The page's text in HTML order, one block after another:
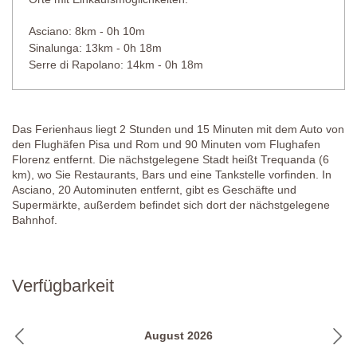
Angrenzendes Badezimmer
Dusche, Waschbecken, Bidet, WC.
Kleiderschrank, Kühlschrank, Stühle, Kommode, Moskitonetze,
Klimaanlage.
Angrenzendes Badezimmer
Dusche, Waschbecken, Bidet, WC.
Kommode, Moskitonetze, Klimaanlage.
Badewanne mit Duschvorrichtung, Waschbecken, Bidet, WC.
Asciano: 8km - 0h 10m
Sinalunga: 13km - 0h 18m
Serre di Rapolano: 14km - 0h 18m
Das Ferienhaus liegt 2 Stunden und 15 Minuten mit dem Auto von
den Flughäfen Pisa und Rom und 90 Minuten vom Flughafen
Florenz entfernt. Die nächstgelegene Stadt heißt Trequanda (6
km), wo Sie Restaurants, Bars und eine Tankstelle vorfinden. In
Asciano, 20 Autominuten entfernt, gibt es Geschäfte und
Supermärkte, außerdem befindet sich dort der nächstgelegene
Bahnhof.
Verfügbarkeit
August 2026